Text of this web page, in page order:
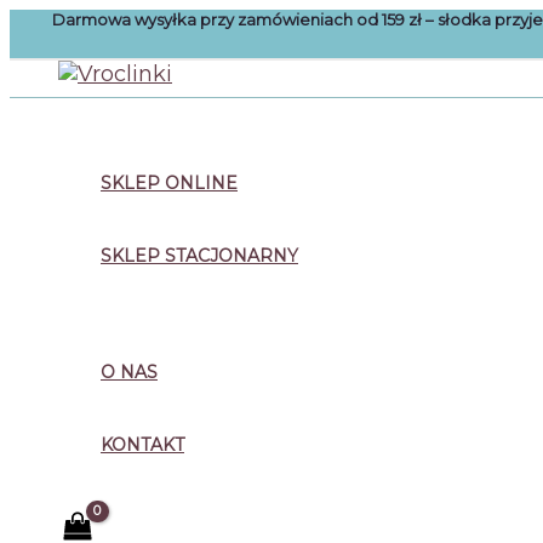
Przejdź
treści
Darmowa wysyłka przy zamówieniach od 159 zł – słodka
SKLEP ONLINE
SKLEP STACJONARNY
O NAS
KONTAKT